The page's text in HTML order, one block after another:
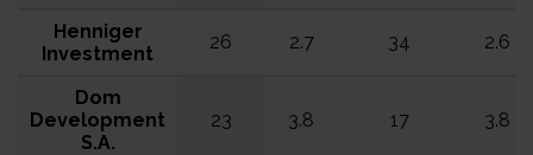
Henniger
Investment
26 2.7 34 2.6
Dom
Development
S.A.
23 3.8 17 3.8